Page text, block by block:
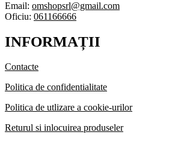
Email: omshopsrl@gmail.com
Oficiu: 061166666
INFORMAȚII
Contacte
Politica de confidentialitate
Politica de utlizare a cookie-urilor
Returul si inlocuirea produseler